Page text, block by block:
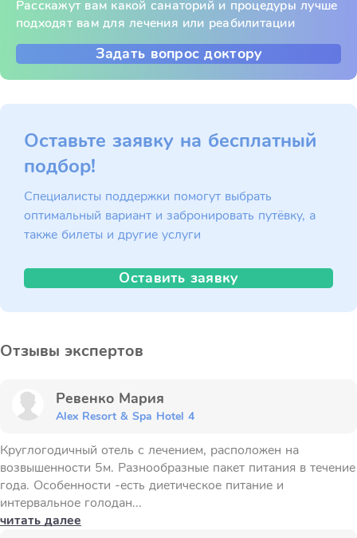
Расскажут вам какой санаторий и процедуры лучше
подходят вам для лечения или реабилитации
Задать вопрос доктору
Оставьте заявку на бесплатный
подбор!
Специалисты поддержки помогут выбрать
оптимальный вариант и забронировать путёвку, а
также билеты и другие услуги
Оставить заявку
Отзывы экспертов
Ревенко Мария
Alex Resort & Spa Hotel 4
Круглогодичный отель с лечением, расположен на
возвышенности 5м. Разнообразные пакет питания в течение
года. Особенности -есть диетическое питание и
интервальное голодан...
читать далее